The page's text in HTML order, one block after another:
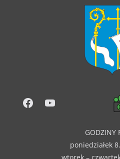
Facebook
YouTube
GODZINY
poniedziałek